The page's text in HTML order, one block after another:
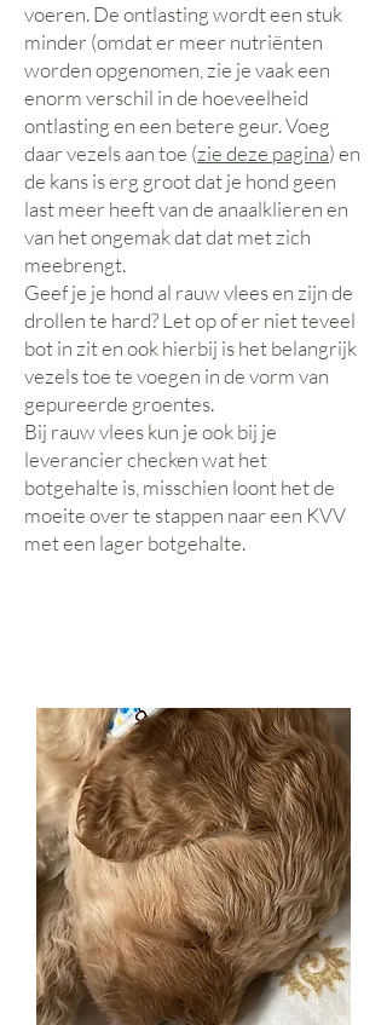
voeren. De ontlasting wordt een stuk
minder (omdat er meer nutriënten
worden opgenomen, zie je vaak een
enorm verschil in de hoeveelheid
ontlasting en een betere geur. Voeg
daar vezels aan toe (zie deze pagina) en
de kans is erg groot dat je hond geen
last meer heeft van de anaalklieren en
van het ongemak dat dat met zich
meebrengt.
Geef je je hond al rauw vlees en zijn de
drollen te hard? Let op of er niet teveel
bot in zit en ook hierbij is het belangrijk
vezels toe te voegen in de vorm van
gepureerde groentes.
Bij rauw vlees kun je ook bij je
leverancier checken wat het
botgehalte is, misschien loont het de
moeite over te stappen naar een KVV
met een lager botgehalte.